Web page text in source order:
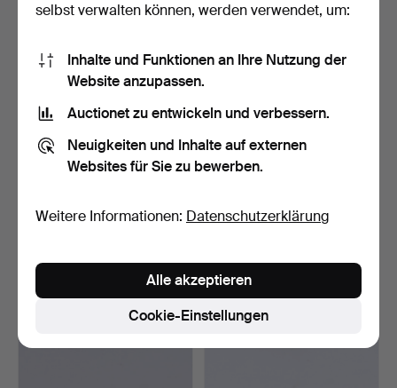
RING AUS 14 KARAT
TANSANIT U…
2 Tage
Schätzwert
RING AUS 18 KARAT GOLD,
2 Tage
Schätzwert
selbst verwalten können, werden verwendet, um:
Inhalte und Funktionen an Ihre Nutzung der
Website anzupassen.
Auctionet zu entwickeln und verbessern.
Neuigkeiten und Inhalte auf externen
Websites für Sie zu bewerben.
Weitere Informationen: Datenschutzerklärung
Cookie-Einstellungen
Alle akzeptieren